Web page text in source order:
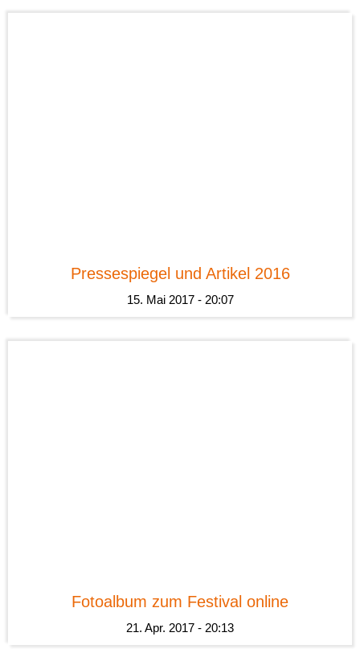
Pressespiegel und Artikel 2016
15. Mai 2017 - 20:07
Fotoalbum zum Festival online
21. Apr. 2017 - 20:13